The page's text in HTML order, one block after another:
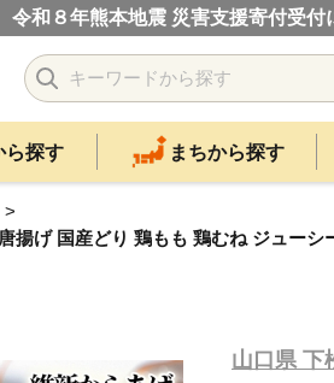
令和８年熊本地震 災害支援寄付受付
ら探す まちから探す
揚げ 国産どり 鶏もも 鶏むね ジュー
山口県 下